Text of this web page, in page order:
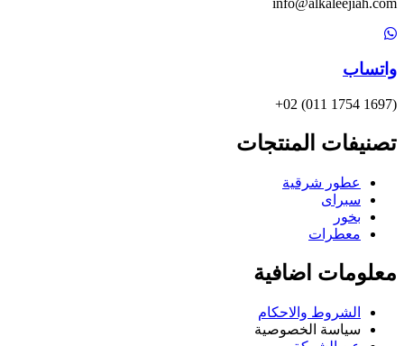
info@alkaleejiah.com
واتساب
(1697 1754 011) 02+
تصنيفات المنتجات
عطور شرقية
سبراى
بخور
معطرات
معلومات اضافية
الشروط والاحكام
سياسة الخصوصية